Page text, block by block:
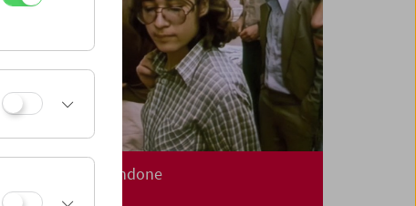
Treibgut: Film Undone